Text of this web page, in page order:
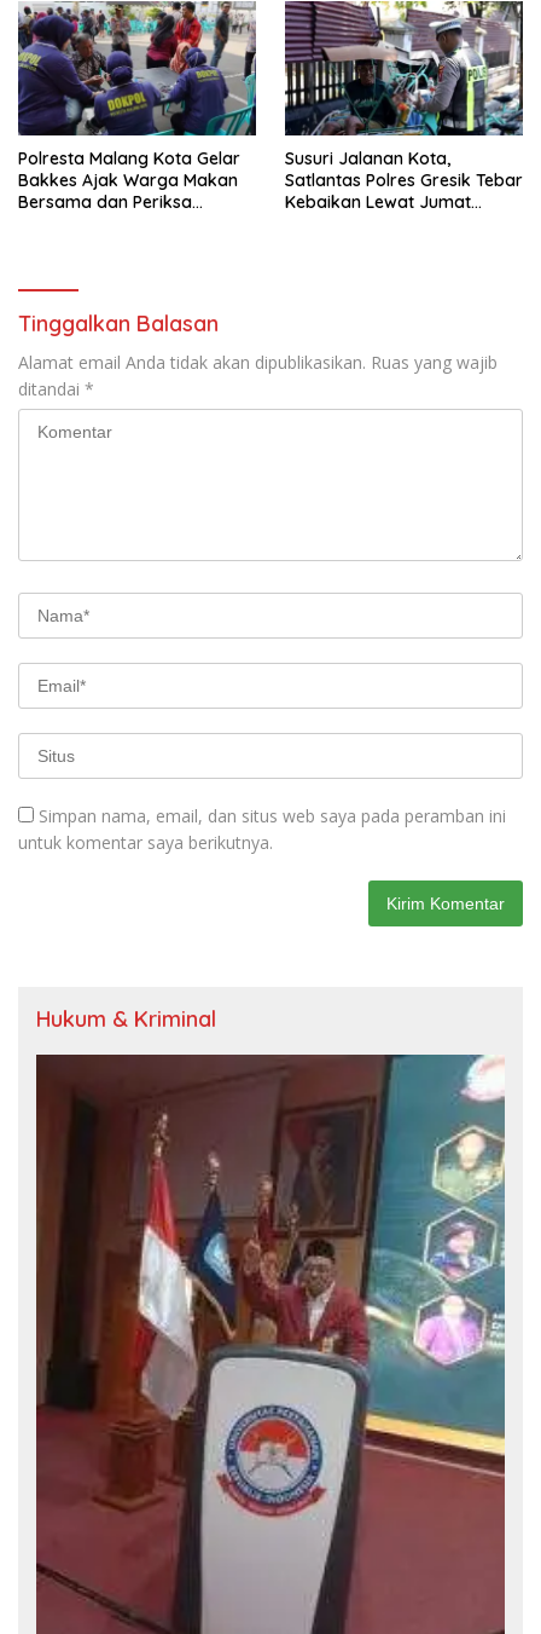
Ketenteraman Masyarakat
Polresta Malang Kota Gelar
Bakkes Ajak Warga Makan
Bersama dan Periksa
Susuri Jalanan Kota,
Satlantas Polres Gresik Tebar
Kebaikan Lewat Jumat
Tinggalkan Balasan
Alamat email Anda tidak akan dipublikasikan. Ruas yang wajib
ditandai *
Simpan nama, email, dan situs web saya pada peramban ini
untuk komentar saya berikutnya.
Hukum & Kriminal